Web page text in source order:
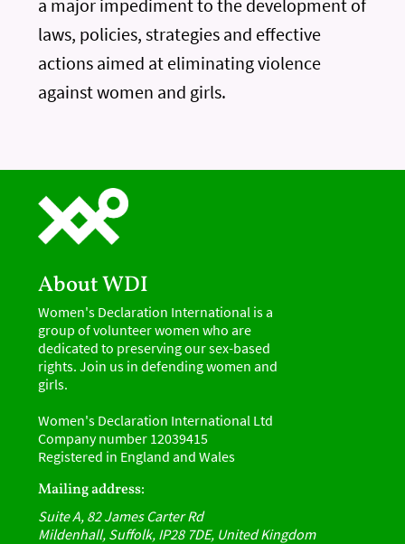
a major impediment to the development of
laws, policies, strategies and effective
actions aimed at eliminating violence
against women and girls.
About WDI
Women's Declaration International is a
group of volunteer women who are
dedicated to preserving our sex-based
rights. Join us in defending women and
girls.
Women's Declaration International Ltd
Company number 12039415
Registered in England and Wales
Mailing address:
Suite A, 82 James Carter Rd
Mildenhall, Suffolk, IP28 7DE, United Kingdom